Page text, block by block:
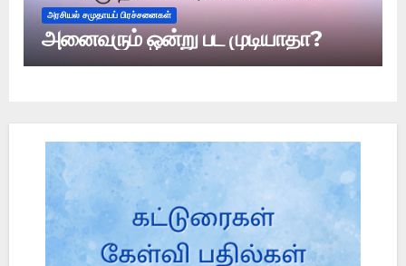
அரசியல் சமுதாயப் பிரச்சனைகள்
அனைவரும் ஒன்று பட முடியாதா?